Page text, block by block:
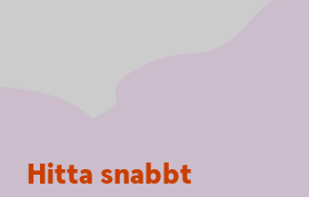
Sidfot
Hitta snabbt